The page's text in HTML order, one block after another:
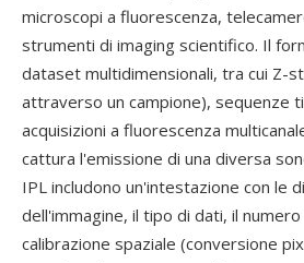
microscopi a fluorescenza,
strumenti di imaging scientifico. Il
dataset multidimensionali, tra cui Z-
attraverso un campione), sequenze
acquisizioni a fluorescenza
cattura l'emissione di una diversa
IPL includono un'intestazione con le
dell'immagine, il tipo di dati, il numero
calibrazione spaziale (conversione